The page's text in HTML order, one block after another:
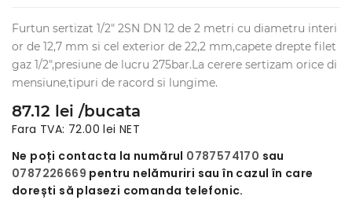
Furtun sertizat 1/2" 2SN DN 12 de 2 metri cu diametru interi
or de 12,7 mm si cel exterior de 22,2 mm,capete drepte filet
gaz 1/2",presiune de lucru 275bar.La cerere sertizam orice di
mensiune,tipuri de racord si lungime.
87.12 lei /bucata
Fara TVA: 72.00 lei NET
Ne poți contacta la numărul 0787574170 sau
0787226669 pentru nelămuriri sau în cazul în care
dorești să plasezi comanda telefonic.